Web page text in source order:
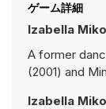
ゲーム詳細
Izabella
A former
(2001) and
Izabella Miko